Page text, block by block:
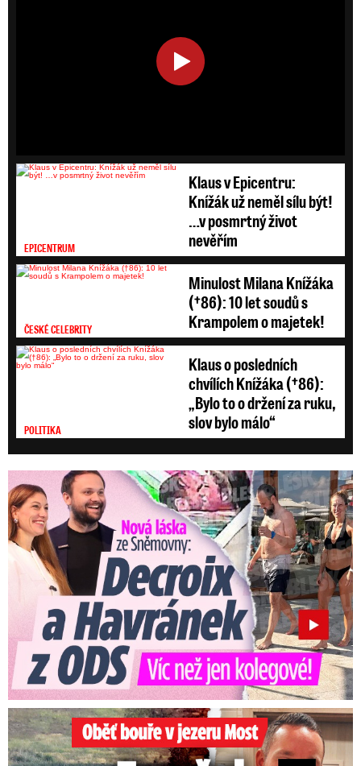
EPICENTRUM
Klaus v Epicentru:
Knížák už neměl sílu být!
…v posmrtný život
nevěřím
ČESKÉ CELEBRITY
Minulost Milana Knížáka
(†86): 10 let soudů s
Krampolem o majetek!
POLITIKA
Klaus o posledních
chvílích Knížáka (†86):
„Bylo to o držení za ruku,
slov bylo málo“
Nová láska ve Sněmovně: Decroix s mladým kolegou z ODS
Oběť bouře v jezeru Most: Zemřel táta Dominik (†28)